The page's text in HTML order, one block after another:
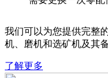
我们可以为您提供完整
机、磨机和选矿机及其备
了解更多